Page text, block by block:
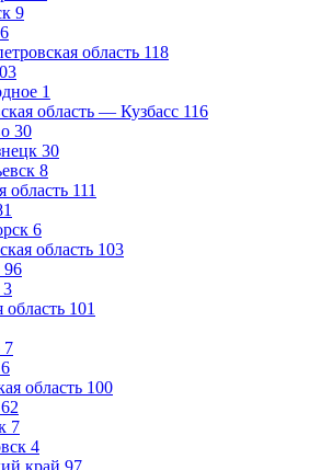
9
6
область 118
1
область — Кузбасс 116
30
30
8
область 111
6
область 103
96
3
область 101
7
6
область 100
62
7
4
край 97